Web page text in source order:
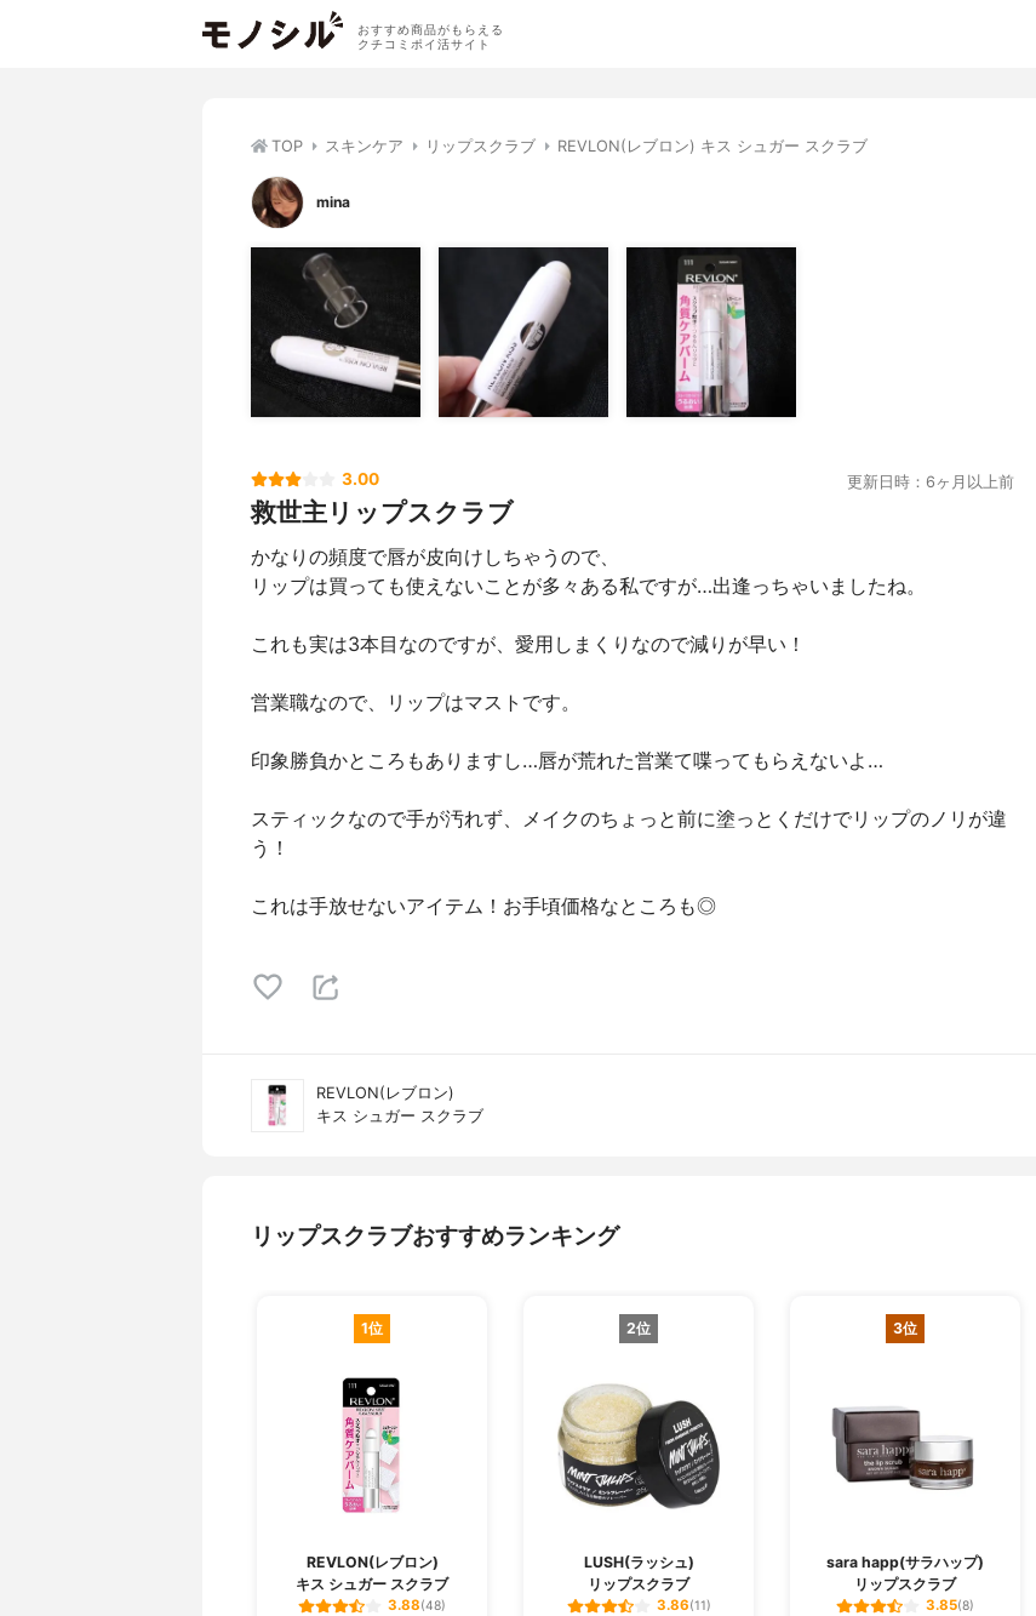
おすすめ商品がもらえる
クチコミポイ活サイト
TOP スキンケア リップスクラブ REVLON(レブロン) キス シュガー スクラブ
mina
3.00 更新日時：6ヶ月以上前
救世主リップスクラブ
かなりの頻度で唇が皮向けしちゃうので、
リップは買っても使えないことが多々ある私ですが…出逢っちゃいましたね。
これも実は3本目なのですが、愛用しまくりなので減りが早い！
営業職なので、リップはマストです。
印象勝負かところもありますし…唇が荒れた営業て喋ってもらえないよ…
スティックなので手が汚れず、メイクのちょっと前に塗っとくだけでリップのノリが違
う！
これは手放せないアイテム！お手頃価格なところも◎
REVLON(レブロン)
キス シュガー スクラブ
リップスクラブおすすめランキング
1位
REVLON(レブロン)
キス シュガー スクラブ
3.88(48)
2位
LUSH(ラッシュ)
リップスクラブ
3.86(11)
3位
sara happ(サラハップ)
リップスクラブ
3.85(8)